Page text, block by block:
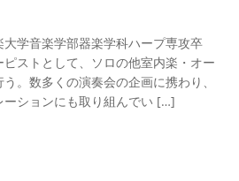
学音楽学部器楽学科ハープ専攻卒
ストとして、ソロの他室内楽・オー
。数多くの演奏会の企画に携わり、
ーションにも取り組んでい […]